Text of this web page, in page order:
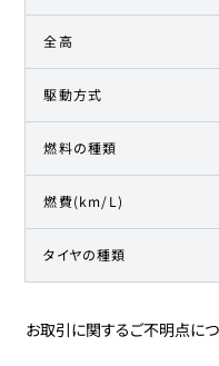
全高
駆動方式
燃料の種類
燃費(km/L)
タイヤの種類
お取引に関するご不明点につ